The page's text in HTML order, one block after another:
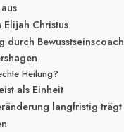
Elijah Christus
durch
Heilung?
als Einheit
langfristig trägt